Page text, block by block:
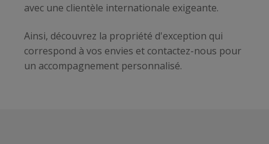
avec une clientèle internationale exigeante.
Ainsi, découvrez la propriété d'exception qui
correspond à vos envies et contactez-nous pour
un accompagnement personnalisé.